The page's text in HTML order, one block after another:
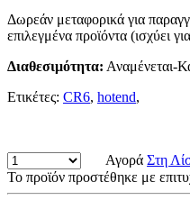
Δωρεάν μεταφορικά για
επιλεγμένα προϊόντα (ισχύει
Διαθεσιμότητα: Αναμένεται-
Ετικέτες: CR6, hotend,
Αγορά Στη
Το προϊόν προστέθηκε με